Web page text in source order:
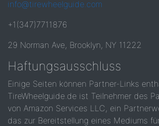
info@tirewheelguide.com
+1(347)7711876
29 Norman Ave, Brooklyn, NY 11222
Haftungsausschluss
Einige Seiten können Partner-Links
TireWheelguide.de ist Teilnehmer des
von Amazon Services LLC, ein
das zur Bereitstellung eines Mediums